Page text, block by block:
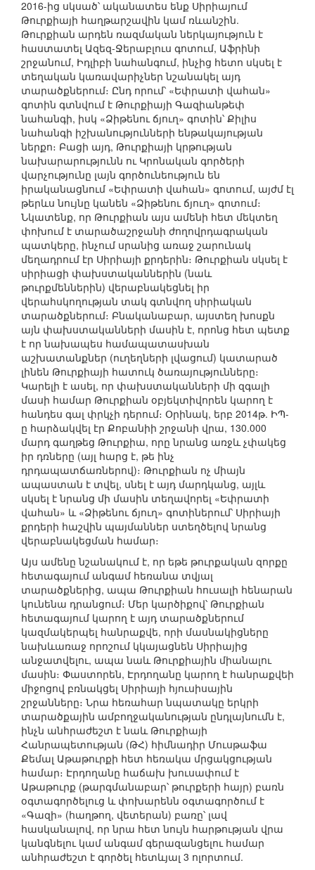
2016-ից սկսած՝ ականատես ենք Սիրիայում
Թուրքիայի հաղթարշավին կամ ռևանշին.
Թուրքիան արդեն ռազմական ներկայություն է
հաստատել Ազեզ-Ջերաբլուս գոտում, Աֆրինի
շրջանում, Իդլիբի նահանգում, ինչից հետո սկսել է
տեղական կառավարիչներ նշանակել այդ
տարածքներում։ Ընդ որում՝ «Եփրատի վահան»
գոտին գտնվում է Թուրքիայի Գազիանթեփ
նահանգի, իսկ «Ձիթենու ճյուղ» գոտին՝ Քիլիս
նահանգի իշխանությունների ենթակայության
ներքո։ Բացի այդ, Թուրքիայի կրթության
նախարարությունն ու Կրոնական գործերի
վարչությունը լայն գործունեություն են
իրականացնում «Եփրատի վահան» գոտում, այժմ էլ
թերևս նույնը կանեն «Ձիթենու ճյուղ» գոտում։
Նկատենք, որ Թուրքիան այս ամենի հետ մեկտեղ
փոխում է տարածաշրջանի ժողովրդագրական
պատկերը, ինչում սրանից առաջ շարունակ
մեղադրում էր Սիրիայի քրդերին։ Թուրքիան սկսել է
սիրիացի փախստականներին (նաև
թուրքմեններին) վերաբնակեցնել իր
վերահսկողության տակ գտնվող սիրիական
տարածքներում։ Բնականաբար, այստեղ խոսքն
այն փախստականների մասին է, որոնց հետ պետք
է որ նախապես համապատասխան
աշխատանքներ (ուղեղների լվացում) կատարած
լինեն Թուրքիայի հատուկ ծառայությունները։
Կարելի է ասել, որ փախստականների մի զգալի
մասի համար Թուրքիան օբյեկտիվորեն կարող է
հանդես գալ փրկչի դերում։ Օրինակ, երբ 2014թ. ԻՊ-
ը հարձակվել էր Քոբանիի շրջանի վրա, 130.000
մարդ գաղթեց Թուրքիա, որը նրանց առջև չփակեց
իր դռները (այլ հարց է, թե ինչ
դրդապատճառներով)։ Թուրքիան ոչ միայն
ապաստան է տվել, սնել է այդ մարդկանց, այլև
սկսել է նրանց մի մասին տեղավորել «Եփրատի
վահան» և «Ձիթենու ճյուղ» գոտիներում՝ Սիրիայի
քրդերի հաշվին պայմաններ ստեղծելով նրանց
վերաբնակեցման համար։
Այս ամենը նշանակում է, որ եթե թուրքական զորքը
հետագայում անգամ հեռանա տվյալ
տարածքներից, ապա Թուրքիան հուսալի հենարան
կունենա դրանցում։ Մեր կարծիքով՝ Թուրքիան
հետագայում կարող է այդ տարածքներում
կազմակերպել հանրաքվե, որի մասնակիցները
նախևառաջ որոշում կկայացնեն Սիրիայից
անջատվելու, ապա նաև Թուրքիային միանալու
մասին։ Փաստորեն, Էրդողանը կարող է հանրաքվեի
միջոցով բռնակցել Սիրիայի հյուսիսային
շրջանները։ Նրա հեռահար նպատակը երկրի
տարածքային ամբողջականության ընդլայնումն է,
ինչն անհրաժեշտ է նաև Թուրքիայի
Հանրապետության (ԹՀ) հիմնադիր Մուսթաֆա
Քեմալ Աթաթուրքի հետ հեռակա մրցակցության
համար։ Էրդողանը հաճախ խուսափում է
Աթաթուրք (թարգմանաբար՝ թուրքերի հայր) բառն
օգտագործելուց և փոխարենն օգտագործում է
«Գազի» (հաղթող, վետերան) բառը՝ լավ
հասկանալով, որ նրա հետ նույն հարթության վրա
կանգնելու կամ անգամ գերազանցելու համար
անհրաժեշտ է գործել հետևյալ 3 ոլորտում.